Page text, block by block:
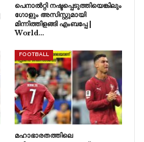
പെനാൽറ്റി നഷ്ടപ്പെടുത്തിയെങ്കിലും
ഗോളും അസിസ്റ്റുമായി
മിന്നിത്തിളങ്ങി എംബപ്പേ |
World…
FOOTBALL
മഹാഭാരതത്തിലെ